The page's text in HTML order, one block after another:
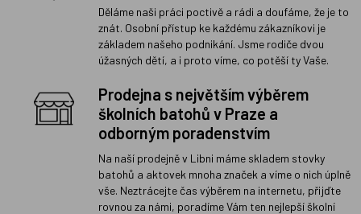
Děláme naši práci poctivě a rádi a doufáme, že je to
znát. Osobní přístup ke každému zákazníkovi je
základem našeho podnikání. Jsme rodiče dvou
úžasných dětí, a i proto víme, co potěší ty Vaše.
Prodejna s největším výběrem
školních batohů v Praze a
odborným poradenstvím
Na naší prodejně v Libni máme skladem stovky
batohů a aktovek mnoha značek a víme o nich úplně
vše. Neztrácejte čas výběrem na internetu, přijďte
rovnou za námi, poradíme Vám ten nejlepší školní